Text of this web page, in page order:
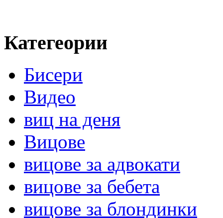
Категеории
Бисери
Видео
виц на деня
Вицове
вицове за адвокати
вицове за бебета
вицове за блондинки